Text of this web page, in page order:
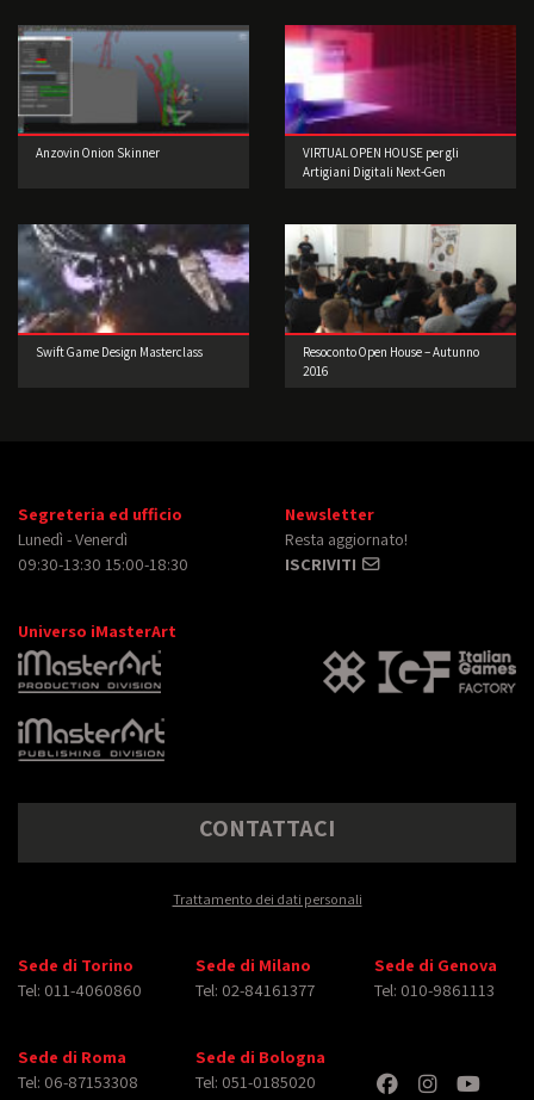
Anzovin Onion Skinner
VIRTUAL OPEN HOUSE per gli
Artigiani Digitali Next-Gen
Swift Game Design Masterclass
Resoconto Open House – Autunno
2016
Segreteria ed ufficio
Lunedì - Venerdì
09:30-13:30 15:00-18:30
Newsletter
Resta aggiornato!
ISCRIVITI
Universo iMasterArt
CONTATTACI
Trattamento dei dati personali
Sede di Torino
Tel: 011-4060860
Sede di Milano
Tel: 02-84161377
Sede di Genova
Tel: 010-9861113
Sede di Roma
Tel: 06-87153308
Sede di Bologna
Tel: 051-0185020